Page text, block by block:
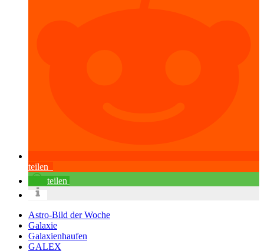
teilen
teilen
Astro-Bild der Woche
Galaxie
Galaxienhaufen
GALEX